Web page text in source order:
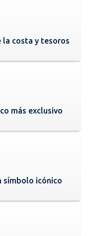
la costa y tesoros
más exclusivo
símbolo icónico